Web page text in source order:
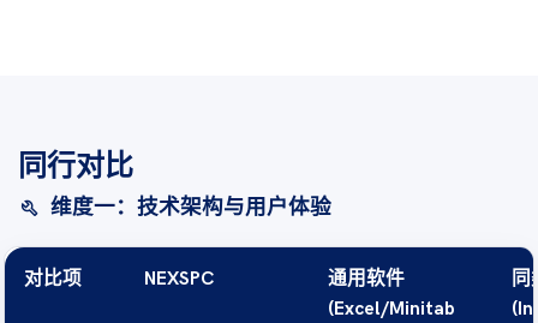
同行对比
build 维度一：技术架构与用户体验
对比项 NEXSPC
通用软件
(Excel/Minitab
同